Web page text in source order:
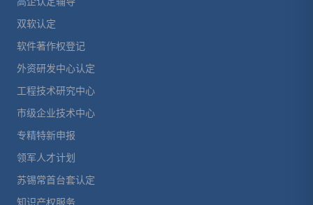
双软认定
软件著作权登记
外资研发中心认定
工程技术研究中心
市级企业技术中心
专精特新申报
领军人才计划
苏锡常首台套认定
知识产权服务